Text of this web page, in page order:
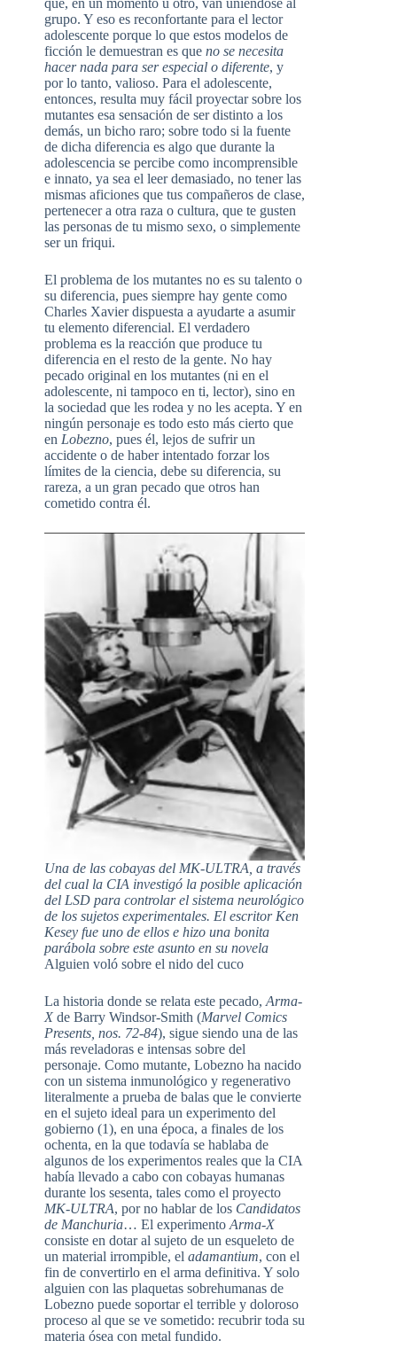
grupo. Y eso es reconfortante para el lector
adolescente porque lo que estos modelos de
ficción le demuestran es que no se necesita
hacer nada para ser especial o diferente, y
por lo tanto, valioso. Para el adolescente,
entonces, resulta muy fácil proyectar sobre los
mutantes esa sensación de ser distinto a los
demás, un bicho raro; sobre todo si la fuente
de dicha diferencia es algo que durante la
adolescencia se percibe como incomprensible
e innato, ya sea el leer demasiado, no tener las
mismas aficiones que tus compañeros de clase,
pertenecer a otra raza o cultura, que te gusten
las personas de tu mismo sexo, o simplemente
ser un friqui.
El problema de los mutantes no es su talento o
su diferencia, pues siempre hay gente como
Charles Xavier dispuesta a ayudarte a asumir
tu elemento diferencial. El verdadero
problema es la reacción que produce tu
diferencia en el resto de la gente. No hay
pecado original en los mutantes (ni en el
adolescente, ni tampoco en ti, lector), sino en
la sociedad que les rodea y no les acepta. Y en
ningún personaje es todo esto más cierto que
en Lobezno, pues él, lejos de sufrir un
accidente o de haber intentado forzar los
límites de la ciencia, debe su diferencia, su
rareza, a un gran pecado que otros han
cometido contra él.
Una de las cobayas del MK-ULTRA, a través
del cual la CIA investigó la posible aplicación
del LSD para controlar el sistema neurológico
de los sujetos experimentales. El escritor Ken
Kesey fue uno de ellos e hizo una bonita
parábola sobre este asunto en su novela
Alguien voló sobre el nido del cuco
La historia donde se relata este pecado, Arma-
X de Barry Windsor-Smith (Marvel Comics
Presents, nos. 72-84), sigue siendo una de las
más reveladoras e intensas sobre del
personaje. Como mutante, Lobezno ha nacido
con un sistema inmunológico y regenerativo
literalmente a prueba de balas que le convierte
en el sujeto ideal para un experimento del
gobierno (1), en una época, a finales de los
ochenta, en la que todavía se hablaba de
algunos de los experimentos reales que la CIA
había llevado a cabo con cobayas humanas
durante los sesenta, tales como el proyecto
MK-ULTRA, por no hablar de los Candidatos
de Manchuria… El experimento Arma-X
consiste en dotar al sujeto de un esqueleto de
un material irrompible, el adamantium, con el
fin de convertirlo en el arma definitiva. Y solo
alguien con las plaquetas sobrehumanas de
Lobezno puede soportar el terrible y doloroso
proceso al que se ve sometido: recubrir toda su
materia ósea con metal fundido.